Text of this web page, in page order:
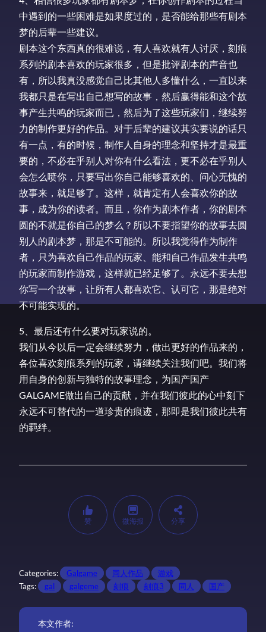
中遇到的一些困难是如果度过的，是否能给那些有剧本
梦的后辈一些建议。
剧本这个东西真的很难说，有人喜欢就有人讨厌，刻痕
系列的剧本喜欢的玩家很多，但是批评剧本的声音也
有，所以我真没感觉自己比其他人多懂什么，一直以来
我都只是在写出自己想写的故事，然后赢得能和这个故
事产生共鸣的玩家而已，然后为了这些玩家们，继续努
力的制作更好的作品。对于后辈的建议其实要说的话只
有一点，有的时候，制作人自身的理念和坚持才是最重
要的，不必在乎别人对你有什么看法，更不必在乎别人
会怎么喷你，只要写出你自己能够喜欢的、问心无愧的
故事来，就足够了。这样，就肯定有人会喜欢你的故
事，成为你的读者。而且，你作为剧本作者，你的剧本
圆的不就是你自己的梦么？所以不要指望你的故事去圆
别人的剧本梦，那是不可能的。所以我觉得作为制作
者，只为喜欢自己作品的玩家、能和自己作品发生共鸣
的玩家而制作游戏，这样就已经足够了。永远不要去想
你写一个故事，让所有人都喜欢它、认可它，那是绝对
不可能实现的。
5、最后还有什么要对玩家说的。
我们从今以后一定会继续努力，做出更好的作品来的，
各位喜欢刻痕系列的玩家，请继续关注我们吧。我们将
用自身的创新与独特的故事理念，为国产国产
GALGAME做出自己的贡献，并在我们彼此的心中刻下
永远不可替代的一道珍贵的痕迹，那即是我们彼此共有
的羁绊。
赞 微海报 分享
Categories: Galgame 同人作品
游戏
Tags:
gal galgeme 刻痕 刻痕3 同人 国产
本文作者: